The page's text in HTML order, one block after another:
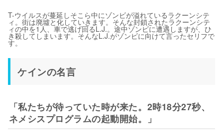
T-ウイルスが蔓延しそこら中にゾンビが溢れているラクーンシテ
ィ。街は廃墟と化していきます。そんな封鎖されたラクーンシテ
ィの中を1人、車で逃げ回るL.J.。途中ゾンビに遭遇しますが、ひ
き殺してしまいます。そんなL.J.がゾンビに向けて言ったセリフで
す。
ケインの名言
「私たちが待っていた時が来た。2時18分27秒、
ネメシスプログラムの起動開始。」